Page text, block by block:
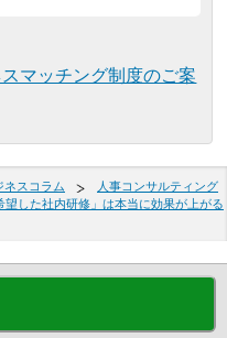
マッチング制度のご案
ネスコラム
人事コンサルティング
望した社内研修」は本当に効果が上がる